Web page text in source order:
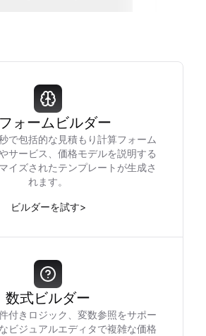
ォームビルダー
で包括的な見積もり計算フォーム
サービス、価格モデルを説明する
イズされたテンプレートが生成さ
れます。
ビルダーを試す>
数式ビルダー
付きロジック、変数参照をサポー
ビジュアルエディタで複雑な価格